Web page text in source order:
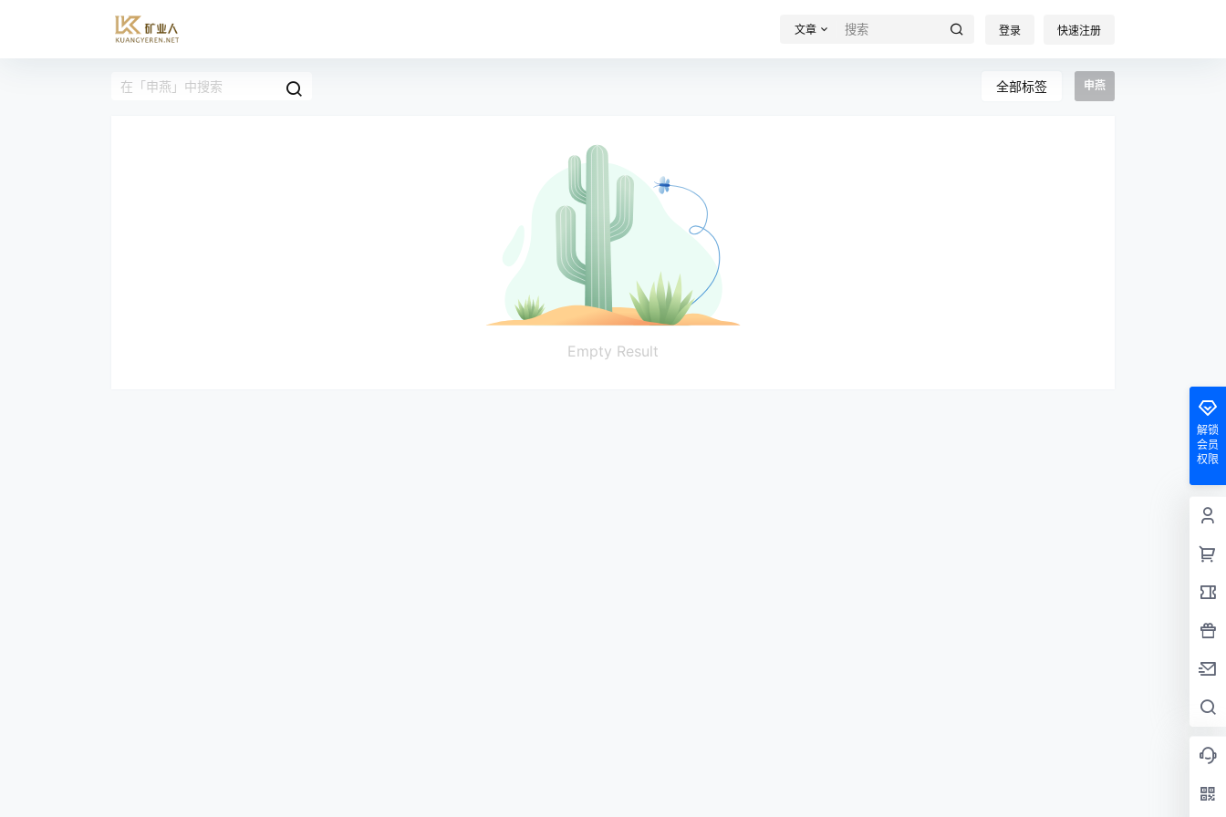
文章 登录 快速注册
全部标签 申燕
Empty Result
解锁
会员
权限